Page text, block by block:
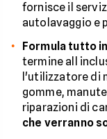
fornisce il
autolavaggio e
Formula tutto
termine all
l'utilizzatore di
gomme,
riparazioni di
che verranno